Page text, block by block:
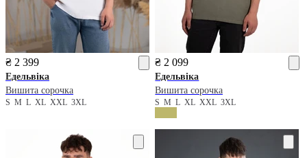
₴ 2 399
Едельвіка
Вишита сорочка
S M L XL XXL 3XL
₴ 2 099
Едельвіка
Вишита сорочка
SMLXLXXL3XL